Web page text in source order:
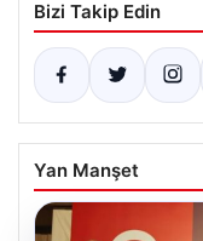
Bizi Takip Edin
Yan Manşet